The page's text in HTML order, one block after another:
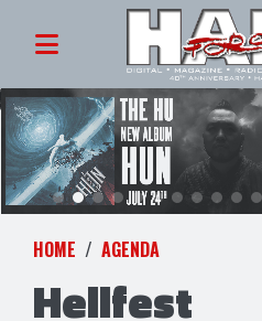
HOME AGENDA
Hellfest